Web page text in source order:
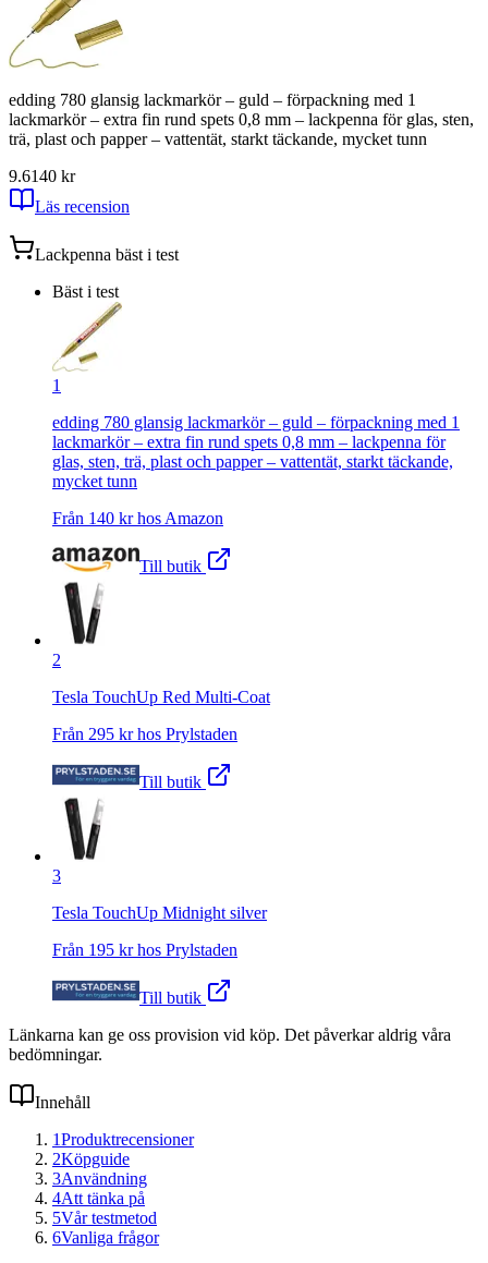
edding 780 glansig lackmarkör – guld – förpackning med 1
lackmarkör – extra fin rund spets 0,8 mm – lackpenna för glas, sten,
trä, plast och papper – vattentät, starkt täckande, mycket tunn
9.6140 kr
Läs recension
Lackpenna bäst i test
Bäst i test
1
edding 780 glansig lackmarkör – guld – förpackning med 1
lackmarkör – extra fin rund spets 0,8 mm – lackpenna för
glas, sten, trä, plast och papper – vattentät, starkt täckande,
mycket tunn
Från 140 kr hos Amazon
Till butik
2
Tesla TouchUp Red Multi-Coat
Från 295 kr hos Prylstaden
Till butik
3
Tesla TouchUp Midnight silver
Från 195 kr hos Prylstaden
Till butik
Länkarna kan ge oss provision vid köp. Det påverkar aldrig våra
bedömningar.
Innehåll
1Produktrecensioner
2Köpguide
3Användning
4Att tänka på
5Vår testmetod
6Vanliga frågor